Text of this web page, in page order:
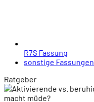
R7S Fassung
sonstige Fassungen
Ratgeber